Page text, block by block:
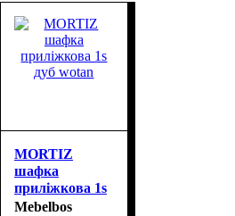
MORTIZ
шафка
приліжкова 1s
дуб wotan
Mebelbos